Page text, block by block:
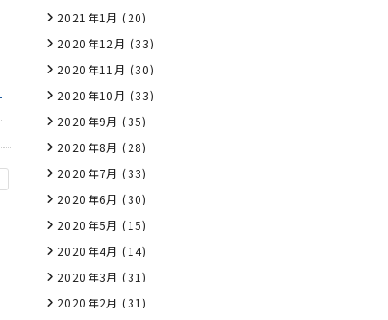
2021年1月 (20)
2020年12月 (33)
2020年11月 (30)
2020年10月 (33)
2020年9月 (35)
2020年8月 (28)
2020年7月 (33)
2020年6月 (30)
2020年5月 (15)
2020年4月 (14)
2020年3月 (31)
2020年2月 (31)